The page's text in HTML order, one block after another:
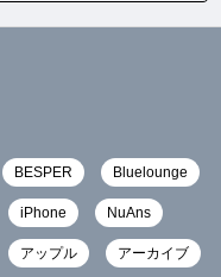
BESPER Bluelounge
iPhone NuAns
アップル アーカイブ